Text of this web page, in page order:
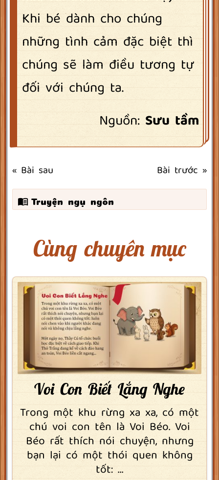
Khi bé dành cho chúng
những tình cảm đặc biệt thì
chúng sẽ làm điều tương tự
đối với chúng ta.
Nguồn: Sưu tầm
« Bài sau Bài trước »
Truyện ngụ ngôn
Cùng chuyên mục
Voi Con Biết Lắng Nghe
Trong một khu rừng xa xa, có một
chú voi con tên là Voi Béo. Voi
Béo rất thích nói chuyện, nhưng
bạn lại có một thói quen không
tốt: ...